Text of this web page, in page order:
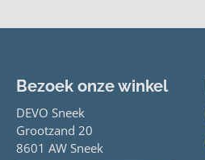
Bezoek onze winkel
DEVO Sneek
Grootzand 20
8601 AW Sneek